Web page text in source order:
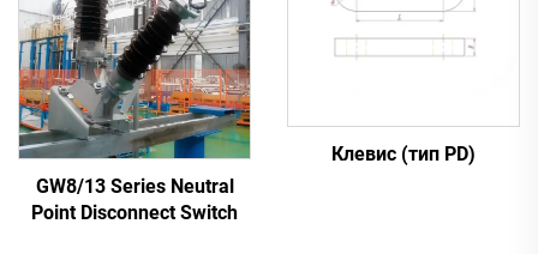
GW8/13 Series Neutral
Point Disconnect Switch
Клевис (тип PD)